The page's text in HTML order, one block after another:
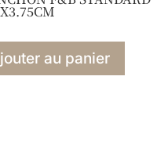
au panier